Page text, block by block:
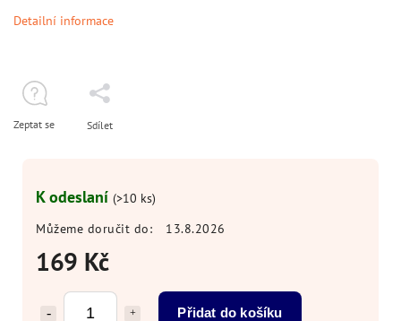
169 Kč
Přidat do košíku
K odeslaní (>10 ks)
Můžeme doručit do:
13.8.2026
Detailní informace
Zeptat se Sdílet